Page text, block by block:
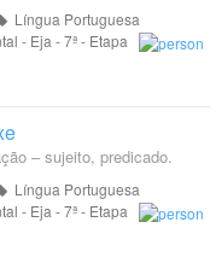
Língua Portuguesa
- Eja - 7ª - Etapa
– sujeito, predicado.
Língua Portuguesa
- Eja - 7ª - Etapa